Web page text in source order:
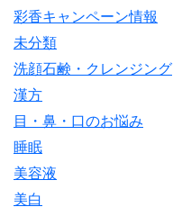
彩香キャンペーン情報
未分類
洗顔石鹸・クレンジング
漢方
目・鼻・口のお悩み
睡眠
美容液
美白